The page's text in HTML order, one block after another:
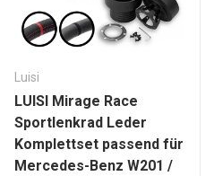
Luisi
LUISI Mirage Race
Sportlenkrad Leder
Komplettset passend für
Mercedes-Benz W201 /